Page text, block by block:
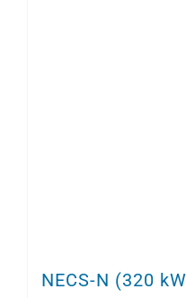
NECS-N (320